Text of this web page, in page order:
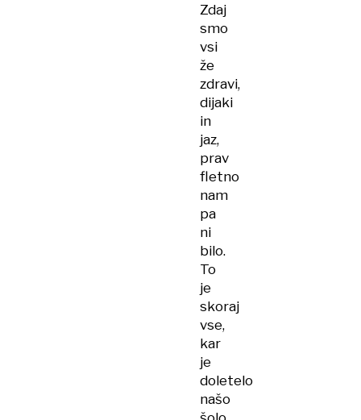
Zdaj
smo
vsi
že
zdravi,
dijaki
in
jaz,
prav
fletno
nam
pa
ni
bilo.
To
je
skoraj
vse,
kar
je
doletelo
našo